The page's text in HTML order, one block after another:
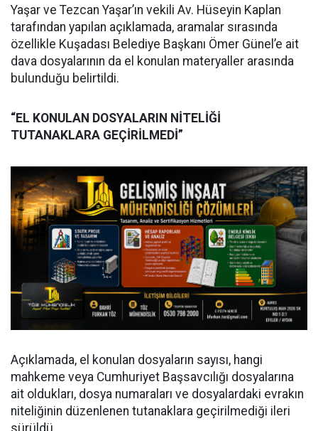
Yaşar ve Tezcan Yaşar’ın vekili Av. Hüseyin Kaplan
tarafından yapılan açıklamada, aramalar sırasında
özellikle Kuşadası Belediye Başkanı Ömer Günel’e ait
dava dosyalarının da el konulan materyaller arasında
bulunduğu belirtildi.
“EL KONULAN DOSYALARIN NİTELİĞİ
TUTANAKLARA GEÇİRİLMEDİ”
Açıklamada, el konulan dosyaların sayısı, hangi
mahkeme veya Cumhuriyet Başsavcılığı dosyalarına
ait oldukları, dosya numaraları ve dosyalardaki evrakın
niteliğinin düzenlenen tutanaklara geçirilmediği ileri
sürüldü.